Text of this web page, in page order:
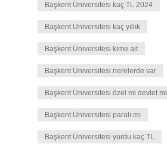
Başkent Üniversitesi kaç TL 2024
Başkent Üniversitesi kaç yıllık
Başkent Üniversitesi kime ait
Başkent Üniversitesi nerelerde var
Başkent Üniversitesi özel mi devlet mi
Başkent Üniversitesi paralı mı
Başkent Üniversitesi yurdu kaç TL